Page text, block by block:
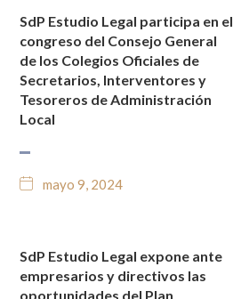
NOTICIAS Y BLOG JURÍDICO
SdP Estudio Legal participa en el
congreso del Consejo General
de los Colegios Oficiales de
Secretarios, Interventores y
Tesoreros de Administración
Local
mayo 9, 2024
NOTICIAS Y BLOG JURÍDICO
SdP Estudio Legal expone ante
empresarios y directivos las
oportunidades del Plan